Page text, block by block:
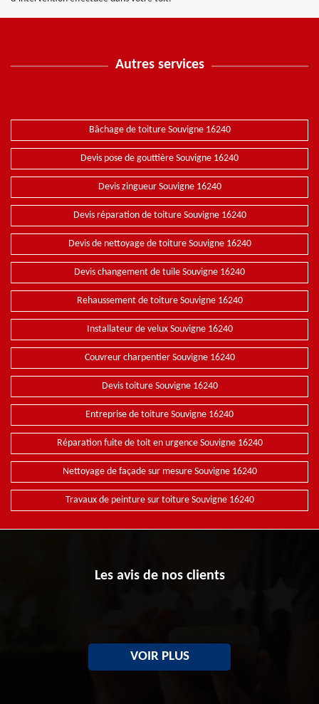
Autres services
Bâchage de toiture Souvigne 16240
Devis pose de gouttière Souvigne 16240
Devis zingueur Souvigne 16240
Devis réparation de toiture Souvigne 16240
Devis de nettoyage de toiture Souvigne 16240
Devis changement de tuile Souvigne 16240
Rehaussement de toiture Souvigne 16240
Installateur de velux Souvigne 16240
Couvreur charpentier Souvigne 16240
Devis toiture Souvigne 16240
Entreprise de toiture Souvigne 16240
Réparation fuite de toit en urgence Souvigne 16240
Nettoyage de façade sur mesure Souvigne 16240
Travaux de peinture sur toiture Souvigne 16240
Les avis de nos clients
VOIR PLUS